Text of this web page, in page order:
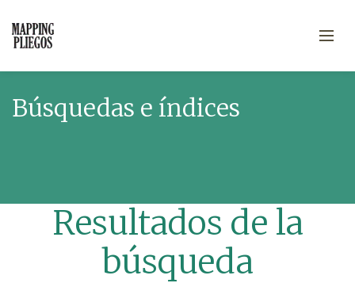
Búsquedas e índices
Resultados de la
búsqueda